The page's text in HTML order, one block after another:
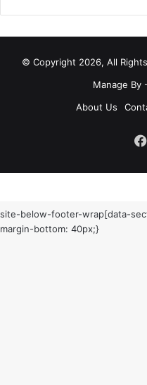
© Copyright 2026, All
Manage By
About Us
site-below-footer-wrap[data-
margin-bottom: 40px;}